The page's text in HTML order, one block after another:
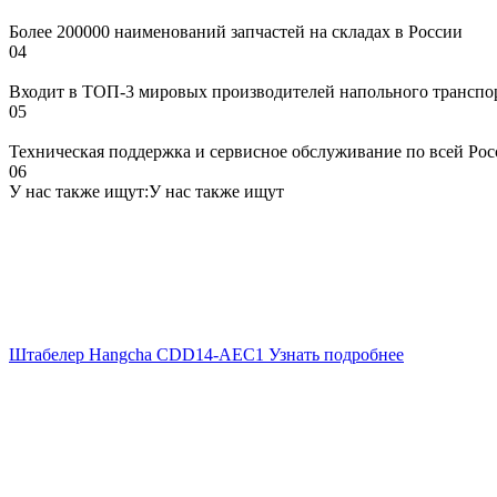
Более 200000 наименований запчастей на складах в России
04
Входит в ТОП-3 мировых производителей напольного
05
Техническая поддержка и сервисное обслуживание по всей
06
У нас также ищут:У нас также ищут
Штабелер Hangcha CDD14-AEC1 Узнать подробнее